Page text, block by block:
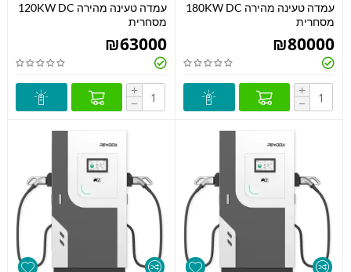
עמדה טעינה מהירה 180KW DC
מסחרית
₪80000
+
−
עמדה טעינה מהירה 120KW DC
מסחרית
₪63000
+
−